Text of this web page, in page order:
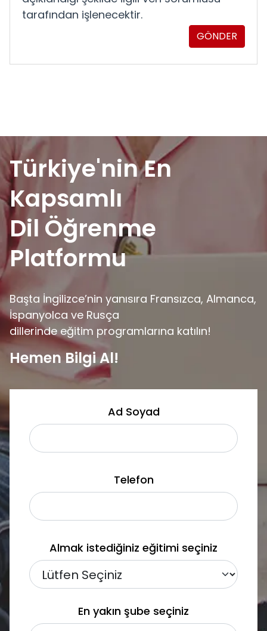
tarafından işlenecektir.
GÖNDER
Türkiye'nin En
Kapsamlı
Dil Öğrenme
Platformu
Başta İngilizce’nin yanısıra Fransızca, Almanca,
İspanyolca ve Rusça
dillerinde eğitim programlarına katılın!
Hemen Bilgi Al!
Ad Soyad
Telefon
Almak istediğiniz eğitimi seçiniz
En yakın şube seçiniz